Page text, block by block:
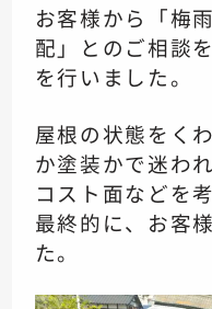
お客様から「梅
配」とのご相談
を行いました。
屋根の状態をく
か塗装かで迷わ
コスト面などを
最終的に、お客
た。